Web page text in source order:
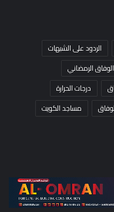
الردود على الشبهات
الوفاق الرمضاني
درجات الحرارة
مساجد الكويت